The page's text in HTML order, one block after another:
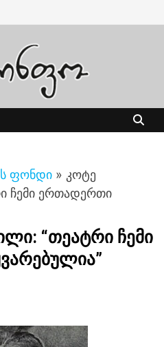
ფონდი » კოტე
ჩემი ერთადერთი
“თეატრი ჩემი